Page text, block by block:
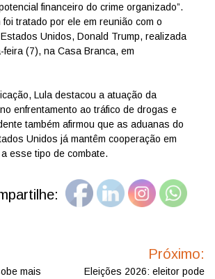
financeiro do crime organizado”.
foi tratado por ele em reunião com o
Unidos, Donald Trump, realizada
feira (7), na Casa Branca, em
Lula destacou a atuação da
enfrentamento ao tráfico de drogas e
também afirmou que as aduanas do
Unidos já mantêm cooperação em
esse tipo de combate.
mais
Próximo:
Eleições 2026: eleitor pode